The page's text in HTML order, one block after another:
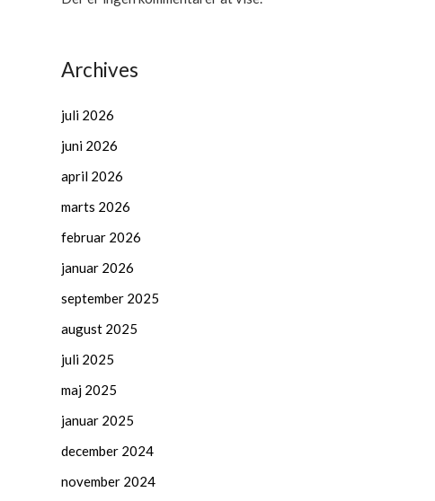
Archives
juli 2026
juni 2026
april 2026
marts 2026
februar 2026
januar 2026
september 2025
august 2025
juli 2025
maj 2025
januar 2025
december 2024
november 2024